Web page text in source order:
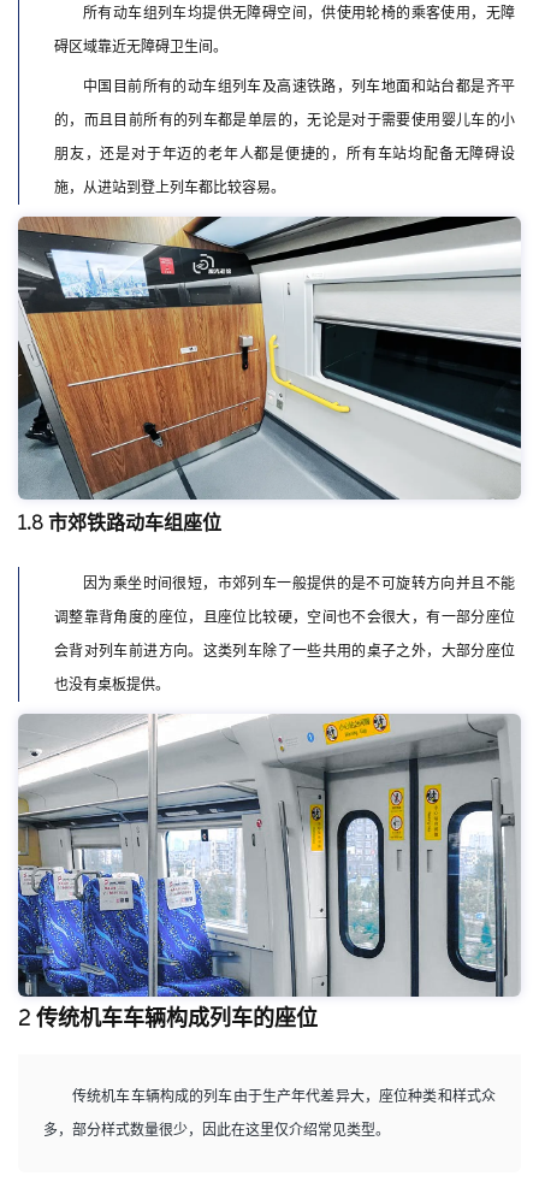
所有动车组列车均提供无障碍空间，供使用轮椅的乘客使用，无障
碍区域靠近无障碍卫生间。
中国目前所有的动车组列车及高速铁路，列车地面和站台都是齐平
的，而且目前所有的列车都是单层的，无论是对于需要使用婴儿车的小
朋友，还是对于年迈的老年人都是便捷的，所有车站均配备无障碍设
施，从进站到登上列车都比较容易。
1.8 市郊铁路动车组座位
因为乘坐时间很短，市郊列车一般提供的是不可旋转方向并且不能
调整靠背角度的座位，且座位比较硬，空间也不会很大，有一部分座位
会背对列车前进方向。这类列车除了一些共用的桌子之外，大部分座位
也没有桌板提供。
2 传统机车车辆构成列车的座位
传统机车车辆构成的列车由于生产年代差异大，座位种类和样式众
多，部分样式数量很少，因此在这里仅介绍常见类型。